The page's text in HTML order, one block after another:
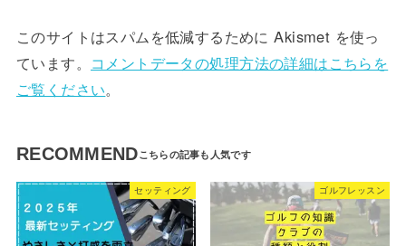
このサイトはスパムを低減するために Akismet を使っ
ています。 コメントデータの処理方法の詳細はこちらを
ご覧ください。
RECOMMEND
セッティング ゴルフレッスン